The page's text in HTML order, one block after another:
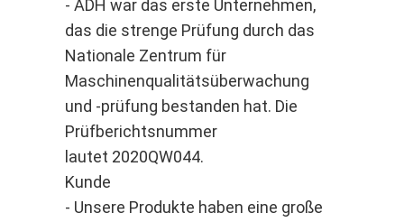
- ADH war das erste Unternehmen,
das die strenge Prüfung durch das
Nationale Zentrum für
Maschinenqualitätsüberwachung
und -prüfung bestanden hat. Die
Prüfberichtsnummer
lautet 2020QW044.
Kunde
- Unsere Produkte haben eine große